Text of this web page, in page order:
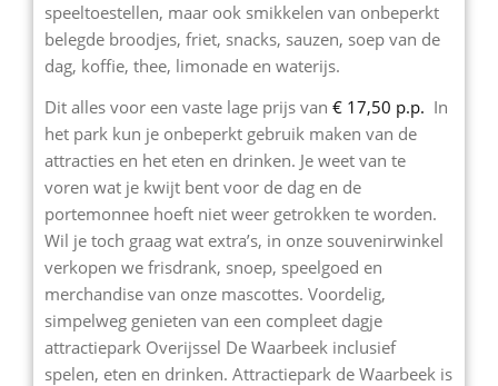
speeltoestellen, maar ook smikkelen van onbeperkt
belegde broodjes, friet, snacks, sauzen, soep van de
dag, koffie, thee, limonade en waterijs.
Dit alles voor een vaste lage prijs van € 17,50 p.p. In
het park kun je onbeperkt gebruik maken van de
attracties en het eten en drinken. Je weet van te
voren wat je kwijt bent voor de dag en de
portemonnee hoeft niet weer getrokken te worden.
Wil je toch graag wat extra’s, in onze souvenirwinkel
verkopen we frisdrank, snoep, speelgoed en
merchandise van onze mascottes. Voordelig,
simpelweg genieten van een compleet dagje
attractiepark Overijssel De Waarbeek inclusief
spelen, eten en drinken. Attractiepark de Waarbeek is